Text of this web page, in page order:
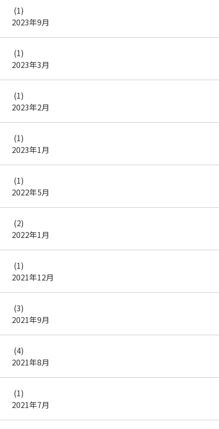
2023年9月
(1)
2023年3月
(1)
2023年2月
(1)
2023年1月
(1)
2022年5月
(1)
2022年1月
(2)
2021年12月
(1)
2021年9月
(3)
2021年8月
(4)
2021年7月
(1)